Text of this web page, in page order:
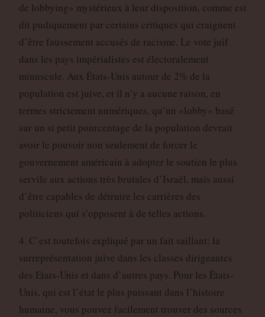
de lobbying» mystérieux à leur disposition, comme est
dit pudiquement par certains critiques qui craignent
d’être faussement accusés de racisme. Le vote juif
dans les pays impérialistes est électoralement
minuscule. Aux États-Unis autour de 2% de la
population est juive, et il n’y a aucune raison, en
termes strictement numériques, qu’un «lobby» basé
sur un si petit pourcentage de la population devrait
avoir le pouvoir non seulement de forcer le
gouvernement américain à adopter le soutien le plus
servile aux actions très brutales d’Israël, mais aussi
d’être capables de détruire les carrières des
politiciens qui s’opposent à de telles actions.
4. C’est toutefois expliqué par un fait saillant: la
surreprésentation juive dans les classes dirigeantes
des Etats-Unis et dans d’autres pays. Pour les États-
Unis, qui est l’état le plus puissant dans l’histoire
humaine, vous pouvez facilement trouver des sources